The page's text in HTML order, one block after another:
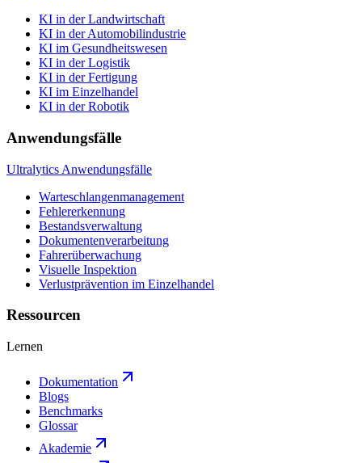
KI in der Landwirtschaft
KI in der Automobilindustrie
KI im Gesundheitswesen
KI in der Logistik
KI in der Fertigung
KI im Einzelhandel
KI in der Robotik
Anwendungsfälle
Ultralytics Anwendungsfälle
Warteschlangenmanagement
Fehlererkennung
Bestandsverwaltung
Dokumentenverarbeitung
Fahrerüberwachung
Visuelle Inspektion
Verlustprävention im Einzelhandel
Ressourcen
Lernen
Dokumentation
Blogs
Benchmarks
Glossar
Akademie